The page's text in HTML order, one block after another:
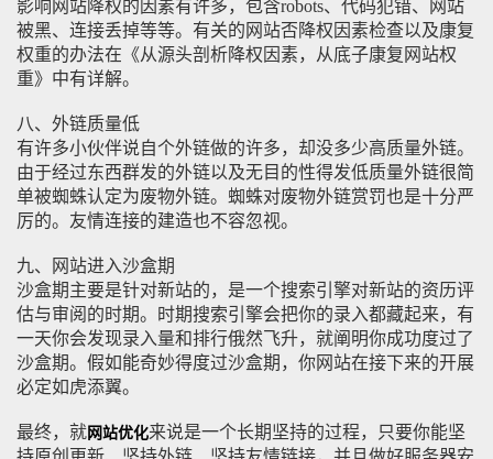
影响网站降权的因素有许多，包含robots、代码犯错、网站
被黑、连接丢掉等等。有关的网站否降权因素检查以及康复
权重的办法在《从源头剖析降权因素，从底子康复网站权
重》中有详解。
八、外链质量低
有许多小伙伴说自个外链做的许多，却没多少高质量外链。
由于经过东西群发的外链以及无目的性得发低质量外链很简
单被蜘蛛认定为废物外链。蜘蛛对废物外链赏罚也是十分严
厉的。友情连接的建造也不容忽视。
九、网站进入沙盒期
沙盒期主要是针对新站的，是一个搜索引擎对新站的资历评
估与审阅的时期。时期搜索引擎会把你的录入都藏起来，有
一天你会发现录入量和排行俄然飞升，就阐明你成功度过了
沙盒期。假如能奇妙得度过沙盒期，你网站在接下来的开展
必定如虎添翼。
最终，就网站优化来说是一个长期坚持的过程，只要你能坚